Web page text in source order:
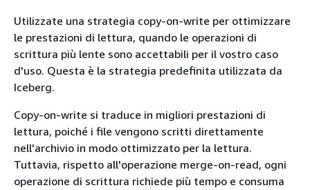
Utilizzate una strategia copy-on-write per ottimizzare
le prestazioni di lettura, quando le operazioni di
scrittura più lente sono accettabili per il vostro caso
d'uso. Questa è la strategia predefinita utilizzata da
Iceberg.
Copy-on-write si traduce in migliori prestazioni di
lettura, poiché i file vengono scritti direttamente
nell'archivio in modo ottimizzato per la lettura.
Tuttavia, rispetto all'operazione merge-on-read, ogni
operazione di scrittura richiede più tempo e consuma